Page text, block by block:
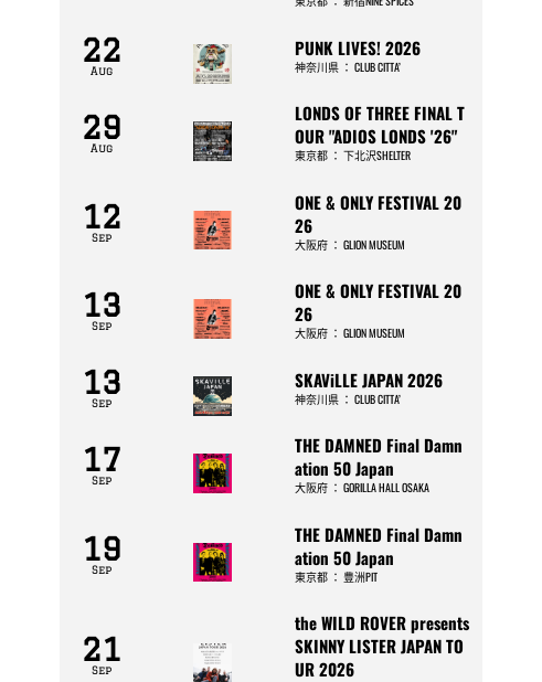
22
Aug
PUNK LIVES! 2026
神奈川県： CLUB CITTA’
29
Aug
LONDS OF THREE FINAL T
OUR "ADIOS LONDS '26"
東京都： 下北沢SHELTER
12
Sep
ONE & ONLY FESTIVAL 20
26
大阪府： GLION MUSEUM
13
Sep
ONE & ONLY FESTIVAL 20
26
大阪府： GLION MUSEUM
13
Sep
SKAViLLE JAPAN 2026
神奈川県： CLUB CITTA’
17
Sep
THE DAMNED Final Damn
ation 50 Japan
大阪府： GORILLA HALL OSAKA
19
Sep
THE DAMNED Final Damn
ation 50 Japan
東京都： 豊洲PIT
21
Sep
the WILD ROVER presents
SKINNY LISTER JAPAN TO
UR 2026